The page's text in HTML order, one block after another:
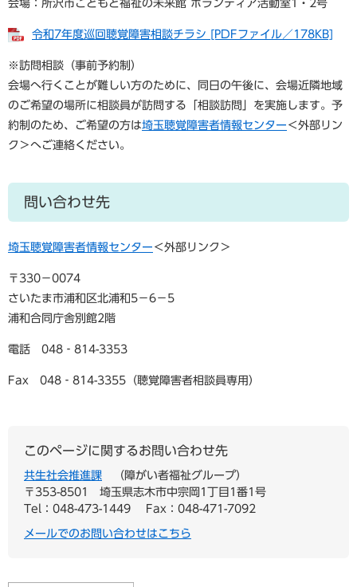
会場：所沢市こどもと福祉の未来館 ボランティア活動室1・2号
令和7年度巡回聴覚障害相談チラシ [PDFファイル／178KB]
※訪問相談（事前予約制）
会場へ行くことが難しい方のために、同日の午後に、会場近隣地域
のご希望の場所に相談員が訪問する「相談訪問」を実施します。予
約制のため、ご希望の方は埼玉聴覚障害者情報センター ＜外部リン
ク＞へご連絡ください。
問い合わせ先
埼玉聴覚障害者情報センター ＜外部リンク＞
〒330－0074
さいたま市浦和区北浦和5－6－5
浦和合同庁舎別館2階
電話 048‐814-3353
Fax 048‐814-3355（聴覚障害者相談員専用）
このページに関するお問い合わせ先
共生社会推進課
障がい者福祉グループ
〒353-8501
埼玉県志木市中宗岡1丁目1番1号
Tel：048-473-1449
Fax：048-471-7092
メールでのお問い合わせはこちら